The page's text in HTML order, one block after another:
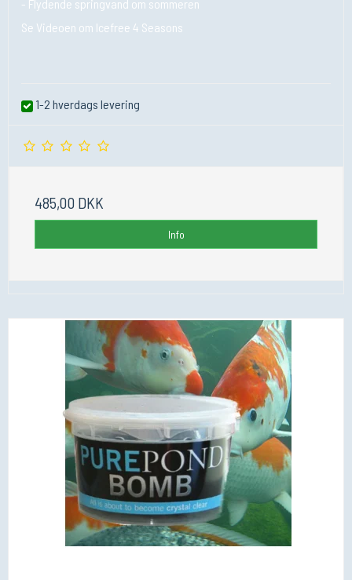
- Flydende springvand om sommeren
Se Videoen om Icefree 4 Seasons
1-2 hverdags levering
485,00 DKK
Info